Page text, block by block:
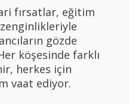
fırsatlar, eğitim
gözde
köşesinde farklı
herkes için
vaat ediyor.